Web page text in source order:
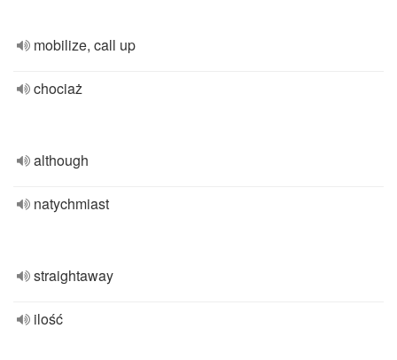
mobilize, call up
chociaż
although
natychmiast
straightaway
ilość